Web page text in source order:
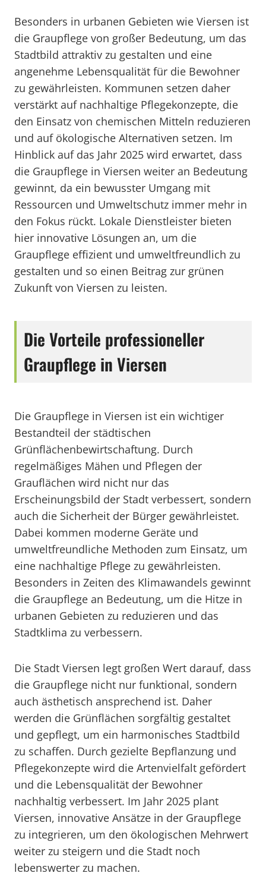
Besonders in urbanen Gebieten wie Viersen ist
die Graupflege von großer Bedeutung, um das
Stadtbild attraktiv zu gestalten und eine
angenehme Lebensqualität für die Bewohner
zu gewährleisten. Kommunen setzen daher
verstärkt auf nachhaltige Pflegekonzepte, die
den Einsatz von chemischen Mitteln reduzieren
und auf ökologische Alternativen setzen. Im
Hinblick auf das Jahr 2025 wird erwartet, dass
die Graupflege in Viersen weiter an Bedeutung
gewinnt, da ein bewusster Umgang mit
Ressourcen und Umweltschutz immer mehr in
den Fokus rückt. Lokale Dienstleister bieten
hier innovative Lösungen an, um die
Graupflege effizient und umweltfreundlich zu
gestalten und so einen Beitrag zur grünen
Zukunft von Viersen zu leisten.
Die Vorteile professioneller
Graupflege in Viersen
Die Graupflege in Viersen ist ein wichtiger
Bestandteil der städtischen
Grünflächenbewirtschaftung. Durch
regelmäßiges Mähen und Pflegen der
Grauflächen wird nicht nur das
Erscheinungsbild der Stadt verbessert, sondern
auch die Sicherheit der Bürger gewährleistet.
Dabei kommen moderne Geräte und
umweltfreundliche Methoden zum Einsatz, um
eine nachhaltige Pflege zu gewährleisten.
Besonders in Zeiten des Klimawandels gewinnt
die Graupflege an Bedeutung, um die Hitze in
urbanen Gebieten zu reduzieren und das
Stadtklima zu verbessern.
Die Stadt Viersen legt großen Wert darauf, dass
die Graupflege nicht nur funktional, sondern
auch ästhetisch ansprechend ist. Daher
werden die Grünflächen sorgfältig gestaltet
und gepflegt, um ein harmonisches Stadtbild
zu schaffen. Durch gezielte Bepflanzung und
Pflegekonzepte wird die Artenvielfalt gefördert
und die Lebensqualität der Bewohner
nachhaltig verbessert. Im Jahr 2025 plant
Viersen, innovative Ansätze in der Graupflege
zu integrieren, um den ökologischen Mehrwert
weiter zu steigern und die Stadt noch
lebenswerter zu machen.